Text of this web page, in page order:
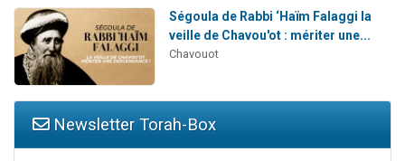
Ségoula de Rabbi ‘Haïm Falaggi la
veille de Chavou'ot : mériter une...
Chavouot
Newsletter Torah-Box